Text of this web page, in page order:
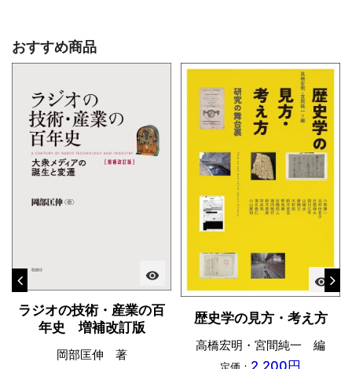
おすすめ商品
visibility
ラジオの技術・産業の百
年史 増補改訂版
岡部匡伸 著
visibility
歴史学の見方・考え方
高橋宏明・宮間純一 編
定価： 2,200円